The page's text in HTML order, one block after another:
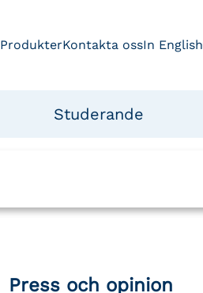
ProdukterKontakta ossIn English
Studerande
Press och opinion